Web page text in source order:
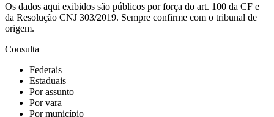
Os dados aqui exibidos são públicos por força do art. 100 da CF e
da Resolução CNJ 303/2019. Sempre confirme com o tribunal de
origem.
Consulta
Federais
Estaduais
Por assunto
Por vara
Por município